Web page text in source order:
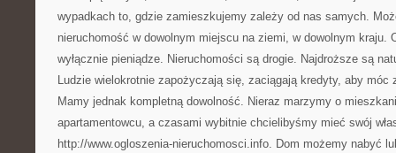
wypadkach to, gdzie zamieszkujemy zależy od nas samych.
nieruchomość w dowolnym miejscu na ziemi, w dowolnym kraju.
wyłącznie pieniądze. Nieruchomości są drogie. Najdroższe są
Ludzie wielokrotnie zapożyczają się, zaciągają kredyty, aby móc
Mamy jednak kompletną dowolność. Nieraz marzymy o
apartamentowcu, a czasami wybitnie chcielibyśmy mieć swój
http://www.ogloszenia-nieruchomosci.info. Dom możemy nabyć